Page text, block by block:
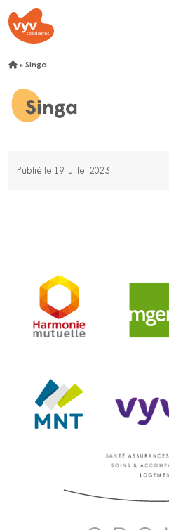
» Singa
Singa
Publié le 19 juillet 2023